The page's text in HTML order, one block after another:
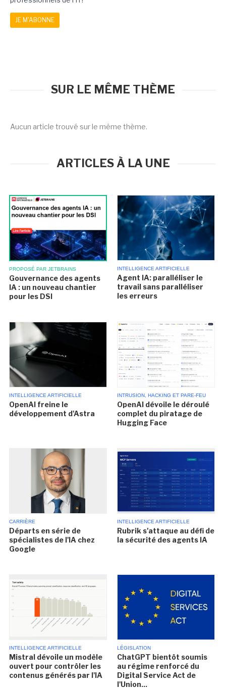
JE M'ABONNE
SUR LE MÊME THÈME
Aucun article trouvé sur le même thème.
ARTICLES À LA UNE
PROPOSÉ PAR JETBRAINS
Gouvernance des agents
IA : un nouveau chantier
pour les DSI
INTELLIGENCE ARTIFICIELLE
Agent IA: paralléliser le
travail sans paralléliser
les erreurs
INTELLIGENCE ARTIFICIELLE
OpenAI freine le
développement d'Astra
INTRUSION, HACKING ET PARE-FEU
OpenAI dévoile le déroulé
complet du piratage de
Hugging Face
CARRIÈRE
Départs en série de
spécialistes de l'IA chez
Google
INTELLIGENCE ARTIFICIELLE
Rubrik s'attaque au défi de
la sécurité des agents IA
INTELLIGENCE ARTIFICIELLE
Mistral dévoile un modèle
ouvert pour contrôler les
contenus générés par l'IA
LÉGISLATION
ChatGPT bientôt soumis
au régime renforcé du
Digital Service Act de
l'Union...